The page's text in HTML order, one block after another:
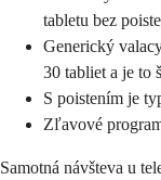
tabletu bez
Generický
30 tabliet a je to
S poistením je
Zľavové
Samotná návšteva u